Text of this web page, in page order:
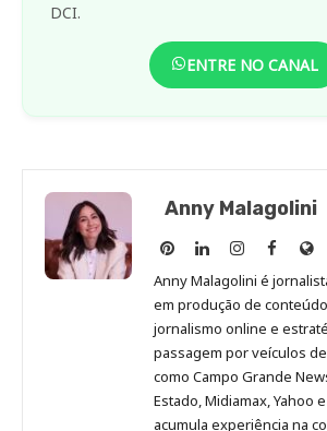
DCI.
ENTRE NO CANAL
Anny Malagolini
Anny
Malagolini
no
Pinterest
Anny
Malagolini
no
LinkedIn
Anny
Malagolini
no
Instagram
Anny
no
Anny Malagolini é
em produção de
jornalismo online e
passagem por veículos
como Campo Grande
Estado, Midiamax, Yahoo
acumula experiência na